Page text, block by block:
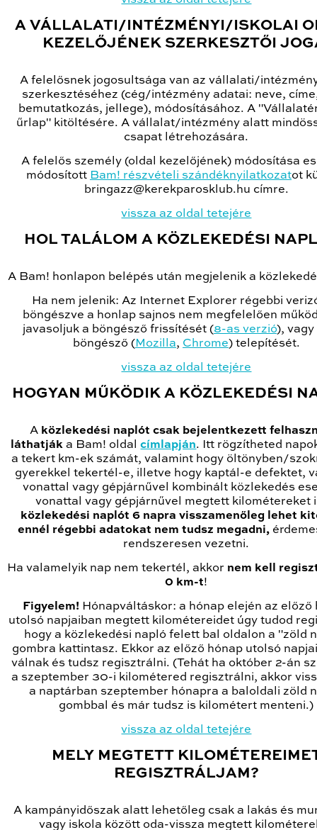
A VÁLLALATI/INTÉZMÉNYI/ISKOLAI
KEZELŐJÉNEK SZERKESZTŐI
A felelősnek jogosultsága van az vállalati/
szerkesztéséhez (cég/intézmény adatai: neve,
bemutatkozás, jellege), módosításához. A
űrlap" kitöltésére. A vállalat/intézmény alatt
csapat létrehozására.
A felelős személy (oldal kezelőjének) módosítása
módosított Bam! részvételi szándéknyilatkozatot
bringazz@kerekparosklub.hu címre.
vissza az oldal tetejére
HOL TALÁLOM A KÖZLEKEDÉSI
A Bam! honlapon belépés után megjelenik a
Ha nem jelenik: Az Internet Explorer régebbi
böngészve a honlap sajnos nem megfelelően
javasoljuk a böngésző frissítését (8-as verzió), vagy
böngésző (Mozilla, Chrome) telepítését.
vissza az oldal tetejére
HOGYAN MŰKÖDIK A KÖZLEKEDÉSI
A közlekedési naplót csak bejelentkezett
láthatjáka Bam! oldalcímlapján. Itt rögzítheted
a tekert km-ek számát, valamint hogy öltönyben/
gyerekkel tekertél-e, illetve hogy kaptál-e defektet,
vonattal vagy gépjárnűvel kombinált közlekedés
vonattal vagy gépjárnűvel megtett kilométereket
közlekedési naplót 6 napra visszamenőleg lehet
ennél régebbi adatokat nem tudsz megadni,
rendszeresen vezetni.
Ha valamelyik nap nem tekertél, akkor nem kell
0 km-t!
Figyelem! Hónapváltáskor: a hónap elején az előző
utolsó napjaiban megtett kilométereidet úgy tudod
hogy a közlekedési napló felett bal oldalon a "zöld
gombra kattintasz. Ekkor az előző hónap utolsó
válnak és tudsz regisztrálni. (Tehát ha október 2-án
a szeptember 30-i kilométered regisztrálni, akkor
a naptárban szeptember hónapra a baloldali zöld
gombbal és már tudsz is kilométert menteni.)
vissza az oldal tetejére
MELY MEGTETT
REGISZTRÁLJAM?
A kampányidőszak alatt lehetőleg csak a lakás és
vagy iskola között oda-vissza megtett